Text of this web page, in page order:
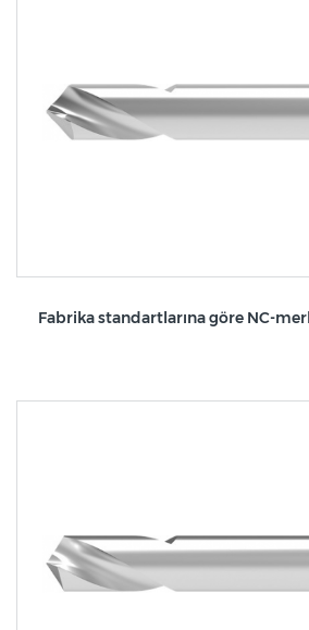
Fabrika standartlarına göre NC-